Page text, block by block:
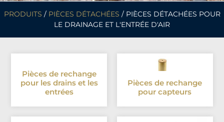
PRODUITS / PIÈCES DÉTACHÉES / PIÈCES DÉTACHÉES POUR
LE DRAINAGE ET L'ENTRÉE D'AIR
Pièces de rechange
pour les drains et les
entrées
Pièces de rechange
pour capteurs